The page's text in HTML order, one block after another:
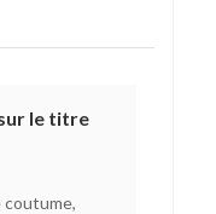
le titre
coutume,